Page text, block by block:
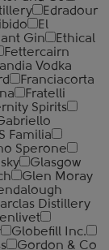
Edradour
El
Gin
Ethical
Fettercairn
Vodka
Franciacorta
Fratelli
Spirits
Familia
Sperone
Glasgow
Glen Moray
Distillery
Globefill Inc.
Gordon & Co